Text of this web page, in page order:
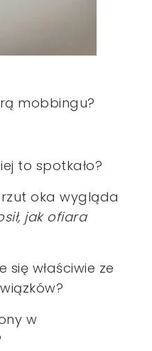
mobbingu?
to spotkało?
oka wygląda
jak ofiara
się właściwie ze
w